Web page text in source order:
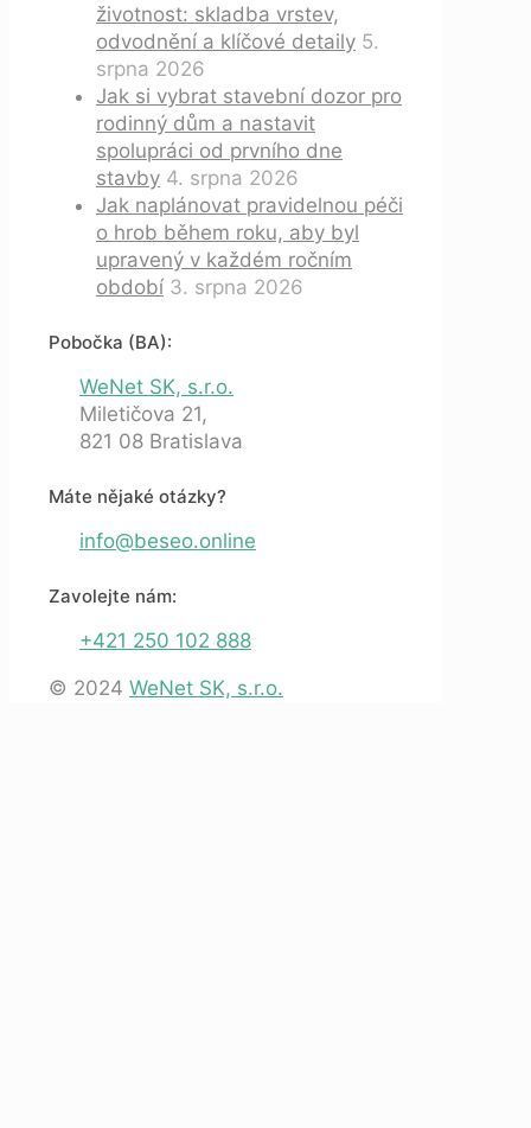
životnost: skladba vrstev,
odvodnění a klíčové detaily 5.
srpna 2026
Jak si vybrat stavební dozor pro
rodinný dům a nastavit
spolupráci od prvního dne
stavby 4. srpna 2026
Jak naplánovat pravidelnou péči
o hrob během roku, aby byl
upravený v každém ročním
období 3. srpna 2026
Pobočka (BA):
WeNet SK, s.r.o.
Miletičova 21,
821 08 Bratislava
Máte nějaké otázky?
info@beseo.online
Zavolejte nám:
+421 250 102 888
© 2024 WeNet SK, s.r.o.